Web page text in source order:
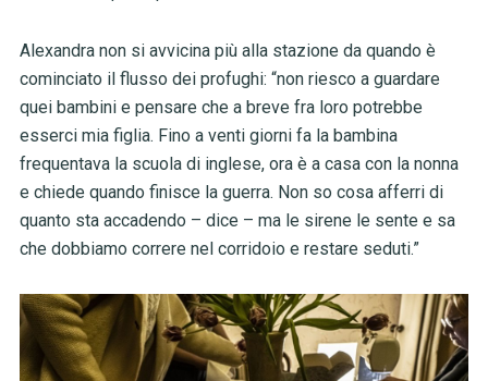
Alexandra non si avvicina più alla stazione da quando è
cominciato il flusso dei profughi: “non riesco a guardare
quei bambini e pensare che a breve fra loro potrebbe
esserci mia figlia. Fino a venti giorni fa la bambina
frequentava la scuola di inglese, ora è a casa con la nonna
e chiede quando finisce la guerra. Non so cosa afferri di
quanto sta accadendo – dice – ma le sirene le sente e sa
che dobbiamo correre nel corridoio e restare seduti.”